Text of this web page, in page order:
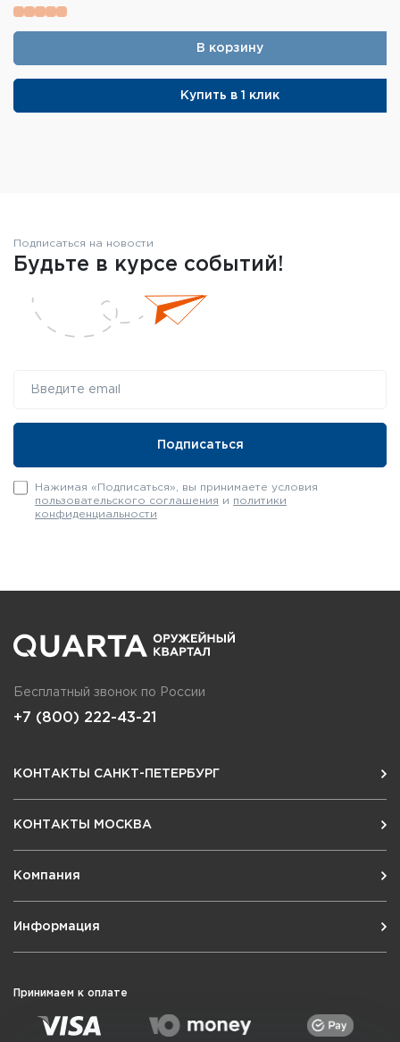
В корзину
Купить в 1 клик
Подписаться на новости
Будьте в курсе событий!
Нажимая «Подписаться», вы принимаете условия
пользовательского соглашения и политики
конфиденциальности
Бесплатный звонок по России
+7 (800) 222-43-21
КОНТАКТЫ САНКТ-ПЕТЕРБУРГ
КОНТАКТЫ МОСКВА
Компания
Информация
Принимаем к оплате